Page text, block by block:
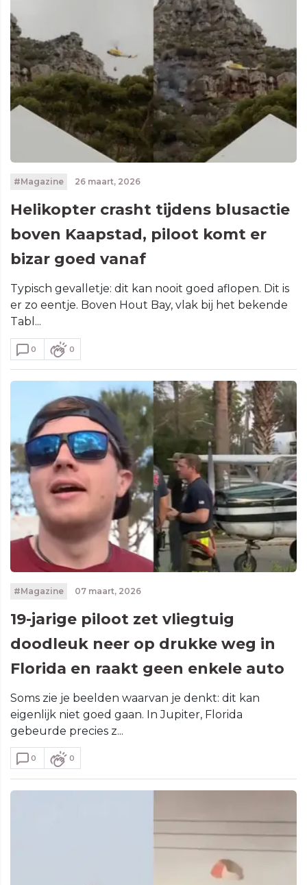
#Magazine 26 maart, 2026
Helikopter crasht tijdens blusactie
boven Kaapstad, piloot komt er
bizar goed vanaf
Typisch gevalletje: dit kan nooit goed aflopen. Dit is
er zo eentje. Boven Hout Bay, vlak bij het bekende
Tabl...
0 0
#Magazine 07 maart, 2026
19-jarige piloot zet vliegtuig
doodleuk neer op drukke weg in
Florida en raakt geen enkele auto
Soms zie je beelden waarvan je denkt: dit kan
eigenlijk niet goed gaan. In Jupiter, Florida
gebeurde precies z...
0 0